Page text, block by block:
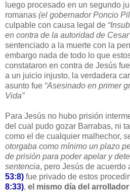
luego procesado en un segundo
romanas (el gobernador Poncio
culpable con causa legal de
en contra de la autoridad de
sentenciado a la muerte con la
embargo nada de todo lo que
constataron en contra de Jesús
a un juicio injusto, la verdadera
asunto fue “Asesinado en primer
Vida”
Para Jesús no hubo prisión
del cual pudo gozar Barrabas, ni
como el de cualquier malhechor,
otorgaba como mínimo un plazo
de prisión para poder apelar y
sentencia, pero Jesús de acuerdo
53:8) fue privado de estos
8:33), el mismo día del